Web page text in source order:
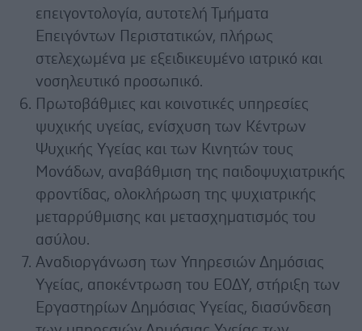
επειγοντολογία, αυτοτελή Τμήματα
Επειγόντων Περιστατικών, πλήρως
στελεχωμένα με εξειδικευμένο ιατρικό και
νοσηλευτικό προσωπικό.
Πρωτοβάθμιες και κοινοτικές υπηρεσίες
ψυχικής υγείας, ενίσχυση των Κέντρων
Ψυχικής Υγείας και των Κινητών τους
Μονάδων, αναβάθμιση της παιδοψυχιατρικής
φροντίδας, ολοκλήρωση της ψυχιατρικής
μεταρρύθμισης και μετασχηματισμός του
ασύλου.
Αναδιοργάνωση των Υπηρεσιών Δημόσιας
Υγείας, αποκέντρωση του ΕΟΔΥ, στήριξη των
Εργαστηρίων Δημόσιας Υγείας, διασύνδεση